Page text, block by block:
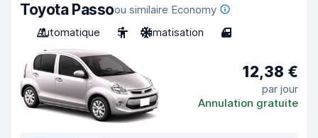
Toyota Passoou similaire Economy
Automatique
5 Climatisation 4
12,38 €
par jour
Annulation gratuite